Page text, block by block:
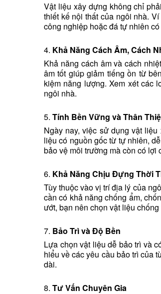
Vật liệu xây dựng không chỉ
thiết kế nội thất của ngôi nhà.
công nghiệp hoặc đá tự nhiên
4. Khả Năng Cách Âm, Cách
Khả năng cách âm và cách
âm tốt giúp giảm tiếng ồn từ
kiệm năng lượng. Xem xét các
ngôi nhà.
5. Tính Bền Vững và Thân
Ngày nay, việc sử dụng vật
liệu có nguồn gốc từ tự nhiên,
bảo vệ môi trường mà còn có lợi
6. Khả Năng Chịu Đựng Thời
Tùy thuộc vào vị trí địa lý của
cần có khả năng chống ẩm,
ướt, bạn nên chọn vật liệu
7. Bảo Trì và Độ Bền
Lựa chọn vật liệu dễ bảo trì và
hiểu về các yêu cầu bảo trì của
dài.
8. Tư Vấn Chuyên Gia